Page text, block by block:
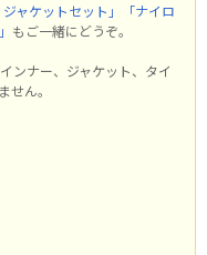
ャケットセット」
「ナイロ
もご一緒にどうぞ。
ンナー、ジャケット、タイ
せん。